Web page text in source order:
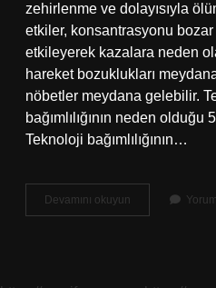
zehirlenme ve dolayısıyla
etkiler, konsantrasyonu bozar
etkileyerek kazalara neden
hareket bozuklukları
nöbetler meydana gelebilir.
bağımlılığının neden olduğu
Teknoloji bağımlılığının…
Devamını okuyun Teknoloji
Bağımlılığı